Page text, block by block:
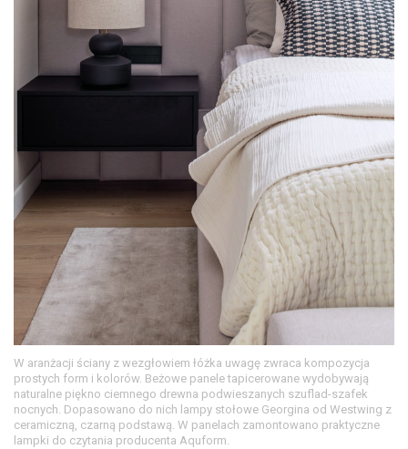
W aranżacji ściany z wezgłowiem łóżka uwagę zwraca kompozycja
prostych form i kolorów. Beżowe panele tapicerowane wydobywają
naturalne piękno ciemnego drewna podwieszanych szuflad-szafek
nocnych. Dopasowano do nich lampy stołowe Georgina od Westwing z
ceramiczną, czarną podstawą. W panelach zamontowano praktyczne
lampki do czytania producenta Aquform.